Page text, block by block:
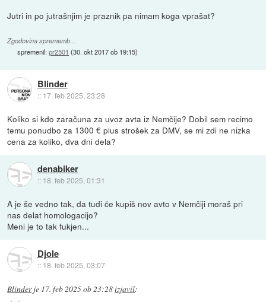
Jutri in po jutrašnjim je praznik pa nimam koga vprašat?
Zgodovina sprememb…
spremenil:pr2501 (30. okt 2017 ob 19:15)
Blinder
:: 17. feb 2025, 23:28
Koliko si kdo zaračuna za uvoz avta iz Nemčije? Dobil sem recimo
temu ponudbo za 1300 € plus strošek za DMV, se mi zdi ne nizka
cena za koliko, dva dni dela?
denabiker
:: 18. feb 2025, 01:31
A je še vedno tak, da tudi če kupiš nov avto v Nemčiji moraš pri
nas delat homologacijo?
Meni je to tak fukjen...
Djole
:: 18. feb 2025, 03:07
Blinderje 17. feb 2025 ob 23:28izjavil: